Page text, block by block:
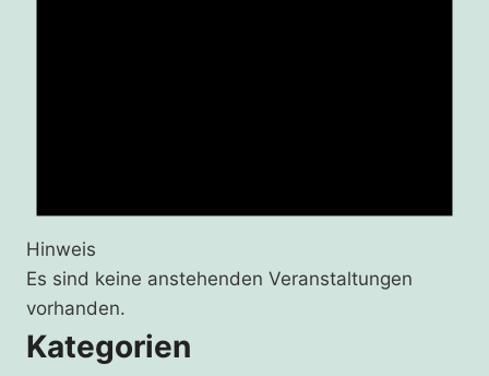
Hinweis
Es sind keine anstehenden Veranstaltungen
vorhanden.
Kategorien